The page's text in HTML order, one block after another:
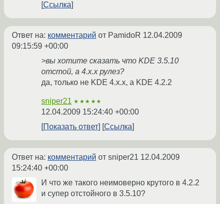
Ссылка
Ответ на: комментарий от PamidoR 12.04.2009
09:15:59 +00:00
>вы хотите сказать что KDE 3.5.10
отстой, а 4.х.х рулез?
да, только не KDE 4.x.x, а KDE 4.2.2
sniper21 ★★★★★
12.04.2009 15:24:40 +00:00
Показать ответ
Ссылка
Ответ на: комментарий от sniper21 12.04.2009
15:24:40 +00:00
И что же такого неимоверно крутого в 4.2.2
и супер отстойного в 3.5.10?